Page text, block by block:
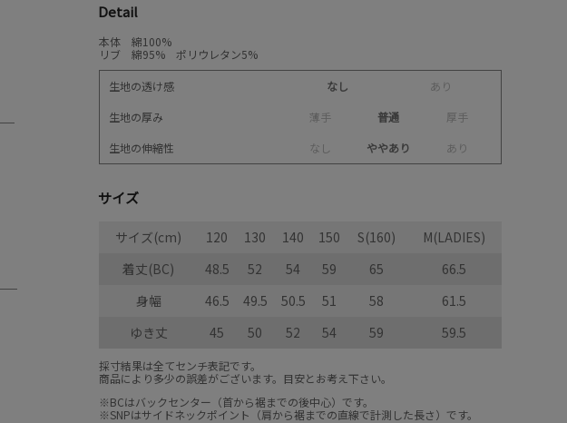
Detail
本体 綿100%
リブ 綿95% ポリウレタン5%
生地の透け感 なし あ り
生地の厚み
薄手 普通 厚手
生地の伸縮性
な し ややあり あ り
サイズ
サイズ(cm) 120 130 140 150 S(160)
M(LADIES)
着丈(BC)
48.5 52 54 59 65
66.5
身幅
46.5 49.5 50.5 51 58
61.5
ゆき丈
45 50 52 54 59 59.5
採寸結果は全てセンチ表記です。
商品により多少の誤差がございます。目安とお考え下さい。
※BCはバックセンター（首から裾までの後中心）です。
※SNPはサイドネックポイント（肩から裾までの直線で計測した長さ）です。